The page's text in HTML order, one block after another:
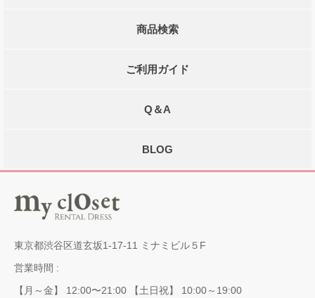
商品検索
ご利用ガイド
Q＆A
BLOG
東京都渋谷区道玄坂1-17-11 ミナミビル５F
営業時間 :
【月～金】 12:00〜21:00 【土日祝】 10:00～19:00